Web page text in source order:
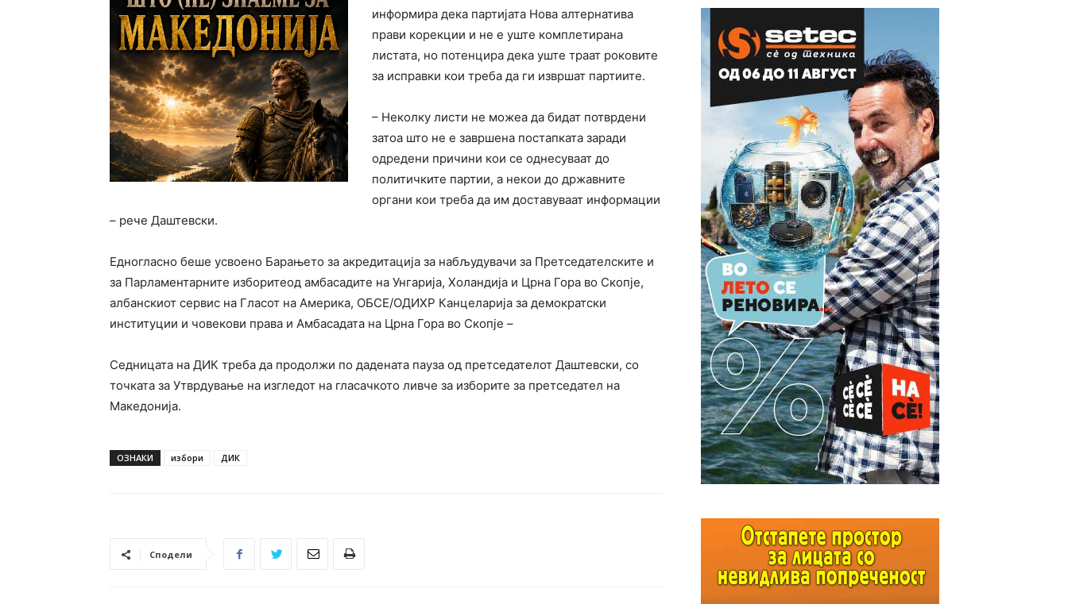
информира дека партијата Нова алтернатива
прави корекции и не е уште комплетирана
листата, но потенцира дека уште траат роковите
за исправки кои треба да ги извршат партиите.
– Неколку листи не можеа да бидат потврдени
затоа што не е завршена постапката заради
одредени причини кои се однесуваат до
политичките партии, а некои до државните
органи кои треба да им доставуваат информации
– рече Даштевски.
Едногласно беше усвоено Барањето за акредитација за набљудувачи за Претседателските и
за Парламентарните изборитеод амбасадите на Унгарија, Холандија и Црна Гора во Скопје,
албанскиот сервис на Гласот на Америка, ОБСЕ/ОДИХР Канцеларија за демократски
институции и човекови права и Амбасадата на Црна Гора во Скопје –
Седницата на ДИК треба да продолжи по дадената пауза од претседателот Даштевски, со
точката за Утврдување на изгледот на гласачкото ливче за изборите за претседател на
Македонија.
ОЗНАКИ избори ДИК
Сподели